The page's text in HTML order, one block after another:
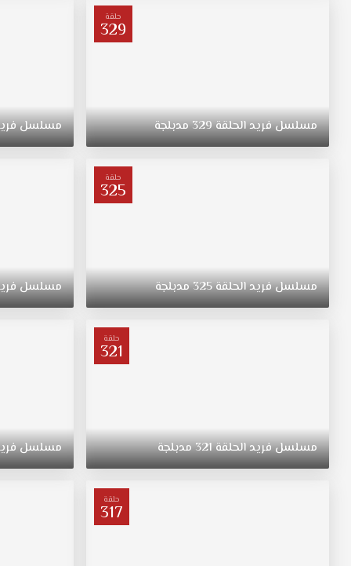
حلقة
329
مسلسلفريدالحلقة329مدبلجة مسلسل
حلقة
325
مسلسلفريدالحلقة325مدبلجة مسلسل
حلقة
321
مسلسلفريدالحلقة321مدبلجة مسلسل
حلقة
317